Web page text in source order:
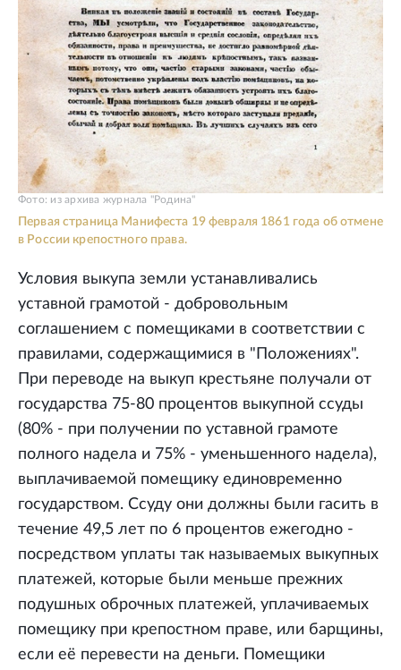
Первая страница Манифеста 19 февраля 1861 года об отмене
в России крепостного права.
Фото: из архива журнала "Родина"
Условия выкупа земли устанавливались
уставной грамотой - добровольным
соглашением с помещиками в соответствии с
правилами, содержащимися в "Положениях".
При переводе на выкуп крестьяне получали от
государства 75-80 процентов выкупной ссуды
(80% - при получении по уставной грамоте
полного надела и 75% - уменьшенного надела),
выплачиваемой помещику единовременно
государством. Ссуду они должны были гасить в
течение 49,5 лет по 6 процентов ежегодно -
посредством уплаты так называемых выкупных
платежей, которые были меньше прежних
подушных оброчных платежей, уплачиваемых
помещику при крепостном праве, или барщины,
если её перевести на деньги. Помещики